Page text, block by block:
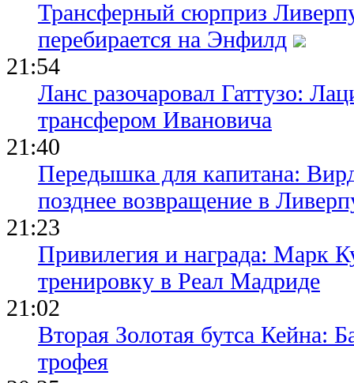
Трансферный сюрприз
перебирается на Энфилд
21:54
Ланс разочаровал Гаттузо:
трансфером Ивановича
21:40
Передышка для капитана:
позднее возвращение в
21:23
Привилегия и награда: Марк
тренировку в Реал Мадриде
21:02
Вторая Золотая бутса Кейна:
трофея